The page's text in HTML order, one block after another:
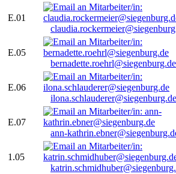
E.01
E.05
bernadette.roehrl@siegenburg.de
E.06
ilona.schlauderer@siegenburg.de
E.07
ann-
1.05